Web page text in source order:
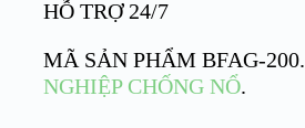
HỖ TRỢ 24/7
MÃ SẢN PHẨM BFAG-200.
NGHIỆP CHỐNG NỔ.